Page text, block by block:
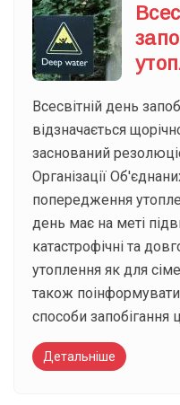
Всесвітній день
відзначається
заснований
Організації
попередження
день має на меті
катастрофічні та
утоплення як для
також
способи запобігання
Детальніше